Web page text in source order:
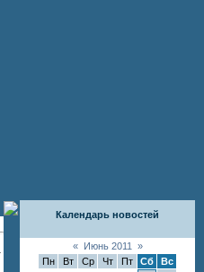
Календарь новостей
« Июнь 2011
»
Пн
Вт Ср Чт Пт Сб
Вс